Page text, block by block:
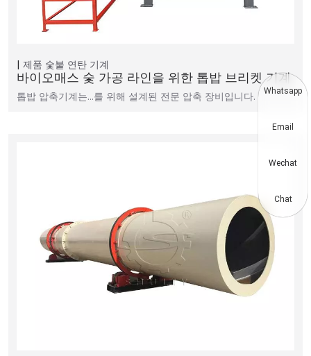
제품 숯불 연탄 기계
바이오매스 숯 가공 라인을 위한 톱밥 브리켓 기계
톱밥 압축기계는…를 위해 설계된 전문 압축 장비입니다. Whatsapp
Email
Wechat
Chat